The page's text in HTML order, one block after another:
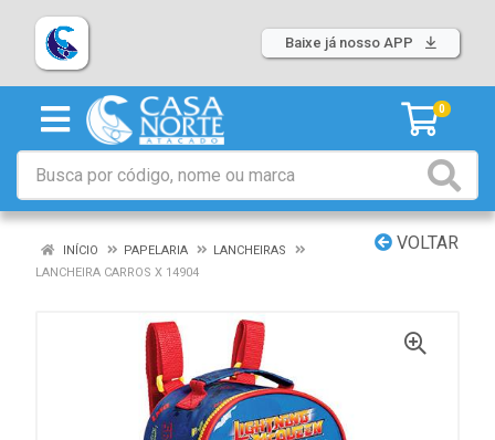
Baixe já nosso APP
0
VOLTAR
INÍCIO PAPELARIA
LANCHEIRAS
LANCHEIRA CARROS X 14904